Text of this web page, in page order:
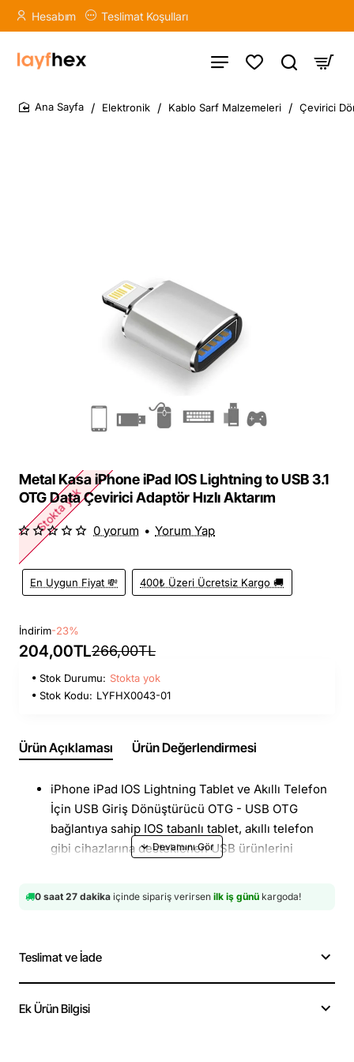
Hesabım Teslimat Koşulları
Elektronik Kablo Sarf Malzemeleri Çevirici
Stokta yok
Metal Kasa iPhone iPad IOS Lightning to USB 3.1
OTG Data Çevirici Adaptör Hızlı Aktarım
En Uygun Fiyat 💸 400₺ Üzeri Ücretsiz Kargo 🚚
0 yorum • Yorum Yap
İndirim-23%
204,00TL266,00TL
Stok Durumu: Stokta yok
Stok Kodu: LYFHX0043-01
Ürün Açıklaması Ürün Değerlendirmesi
iPhone iPad IOS Lightning Tablet ve Akıllı Telefon
İçin USB Giriş Dönüştürücü OTG - USB OTG
bağlantıya sahip IOS tabanlı tablet, akıllı telefon
gibi cihazlarına desteklenen USB ürünlerini
iPad IOS Lightning'yi Standart USB'ye Dönüştürün
IOS Lightning bağlantıya sahip IOS tablet ve akıllı
telefonlara USB klavye, fare, taşınabilir disk, flash
bellek gibi cihazlarınızı bağlayabilmenizin yolu
iPhone iPad IOS Lightning-USB OTG dönüştürücü
0 saat 27 dakika içinde sipariş verirsen ilk iş günü kargoda!
Teslimat ve İade
Ek Ürün Bilgisi